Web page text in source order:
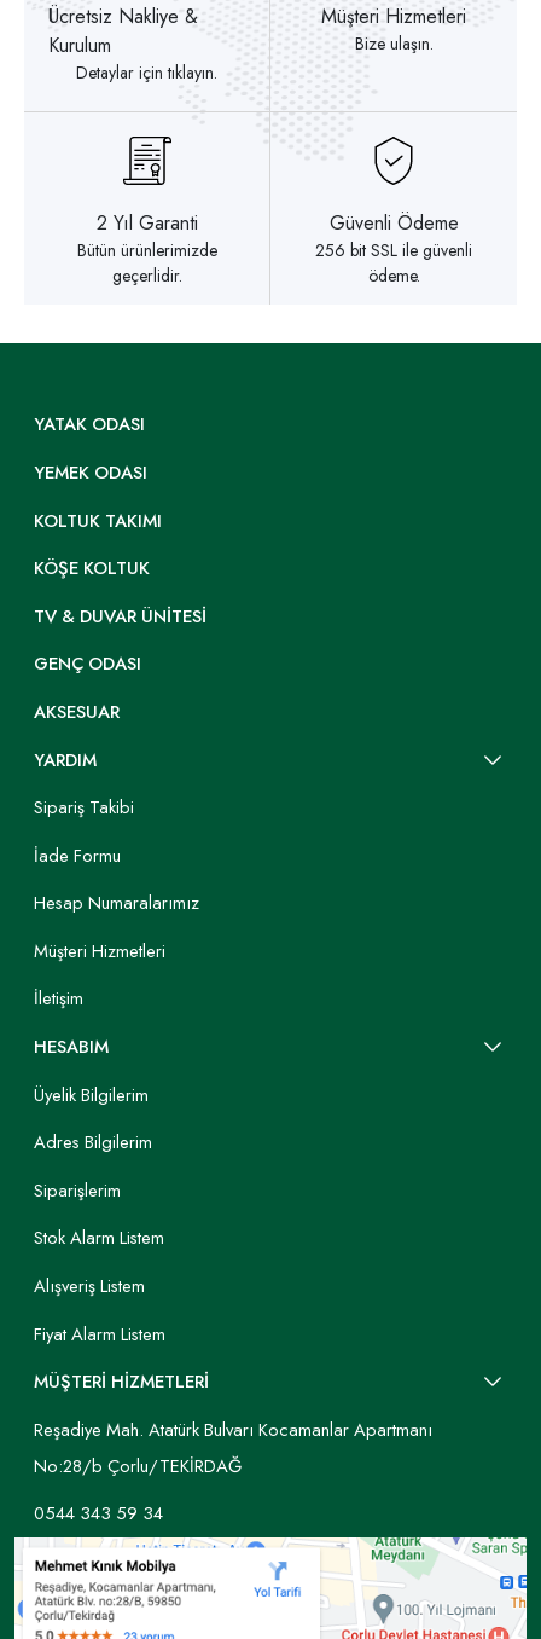
Ücretsiz Nakliye &
Kurulum
Detaylar için tıklayın.
Müşteri Hizmetleri
Bize ulaşın.
2 Yıl Garanti
Bütün ürünlerimizde
geçerlidir.
Güvenli Ödeme
256 bit SSL ile güvenli
ödeme.
YATAK ODASI
YEMEK ODASI
KOLTUK TAKIMI
KÖŞE KOLTUK
TV & DUVAR ÜNITESI
GENÇ ODASI
AKSESUAR
YARDIM
Sipariş Takibi
İade Formu
Hesap Numaralarımız
Müşteri Hizmetleri
İletişim
HESABIM
Üyelik Bilgilerim
Adres Bilgilerim
Siparişlerim
Stok Alarm Listem
Alışveriş Listem
Fiyat Alarm Listem
MÜŞTERİ HİZMETLERİ
Reşadiye Mah. Atatürk Bulvarı Kocamanlar Apartmanı
No:28/b Çorlu/TEKİRDAĞ
0544 343 59 34